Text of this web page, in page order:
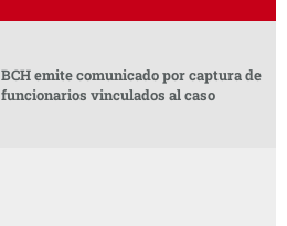
BCH emite comunicado por captura de
funcionarios vinculados al caso